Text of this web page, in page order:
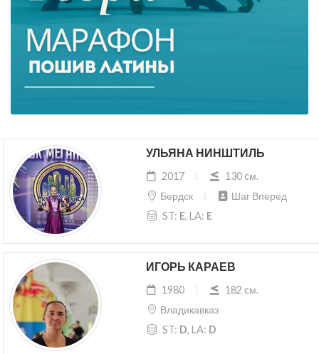
УЛЬЯНА НИНШТИЛЬ
2017
130 cм.
Бердск
Шаг Вперед
ST: E, LA: E
ИГОРЬ КАРАЕВ
1980
182 cм.
Владикавказ
ST: D, LA: D